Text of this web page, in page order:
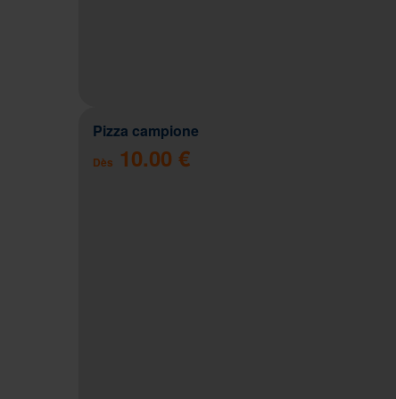
Pizza campione
Dès 10.00 €